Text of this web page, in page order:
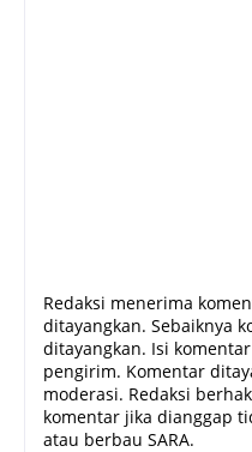
Redaksi menerima
ditayangkan. Sebaiknya
ditayangkan. Isi
pengirim. Komentar
moderasi. Redaksi
komentar jika dianggap
atau berbau SARA.